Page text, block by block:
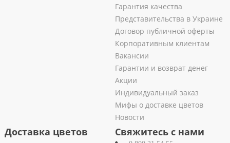
Гарантия качества
Представительства в Украине
Договор публичной оферты
Корпоративным клиентам
Вакансии
Гарантии и возврат денег
Акции
Индивидуальный заказ
Мифы о доставке цветов
Новости
Доставка цветов Свяжитесь с нами